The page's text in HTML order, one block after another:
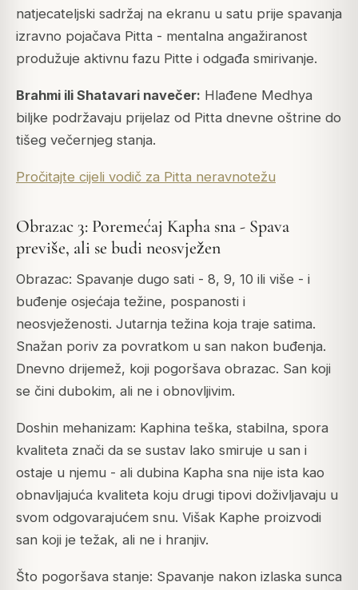
natjecateljski sadržaj na ekranu u satu prije spavanja
izravno pojačava Pitta - mentalna angažiranost
produžuje aktivnu fazu Pitte i odgađa smirivanje.
Brahmi ili Shatavari navečer: Hlađene Medhya
biljke podržavaju prijelaz od Pitta dnevne oštrine do
tišeg večernjeg stanja.
Pročitajte cijeli vodič za Pitta neravnotežu
Obrazac 3: Poremećaj Kapha sna - Spava
previše, ali se budi neosvježen
Obrazac: Spavanje dugo sati - 8, 9, 10 ili više - i
buđenje osjećaja težine, pospanosti i
neosvježenosti. Jutarnja težina koja traje satima.
Snažan poriv za povratkom u san nakon buđenja.
Dnevno drijemež, koji pogoršava obrazac. San koji
se čini dubokim, ali ne i obnovljivim.
Doshin mehanizam: Kaphina teška, stabilna, spora
kvaliteta znači da se sustav lako smiruje u san i
ostaje u njemu - ali dubina Kapha sna nije ista kao
obnavljajuća kvaliteta koju drugi tipovi doživljavaju u
svom odgovarajućem snu. Višak Kaphe proizvodi
san koji je težak, ali ne i hranjiv.
Što pogoršava stanje: Spavanje nakon izlaska sunca